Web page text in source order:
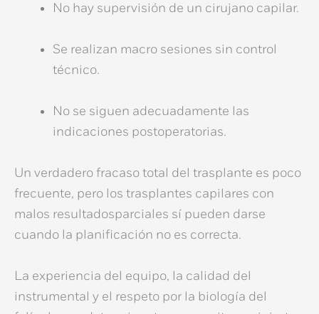
No hay supervisión de un cirujano capilar.
Se realizan macro sesiones sin control
técnico.
No se siguen adecuadamente las
indicaciones postoperatorias.
Un verdadero fracaso total del trasplante es poco
frecuente, pero los trasplantes capilares con
malos resultadosparciales sí pueden darse
cuando la planificación no es correcta.
La experiencia del equipo, la calidad del
instrumental y el respeto por la biología del